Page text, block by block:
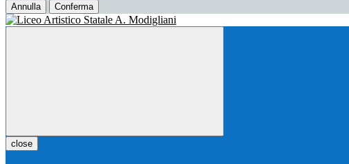
Annulla Conferma
close